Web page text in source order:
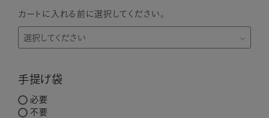
カートに入れる前に選択してください。
手提げ袋
必要
不要